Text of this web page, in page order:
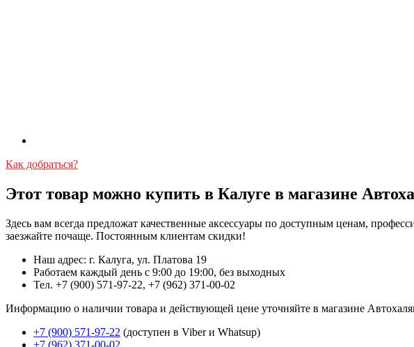
Как добраться?
Этот товар можно купить в Калуге в магазине
Здесь вам всегда предложат качественные аксессуары по доступным ценам,
заезжайте почаще. Постоянным клиентам скидки!
Наш адрес: г. Калуга, ул. Платова 19
Работаем каждый день с 9:00 до 19:00, без выходных
Тел. +7 (900) 571-97-22, +7 (962) 371-00-02
Информацию о наличии товара и действующей цене уточняйте в магазине
+7 (900) 571-97-22 (доступен в Viber и Whatsup)
+7 (962) 371-00-02